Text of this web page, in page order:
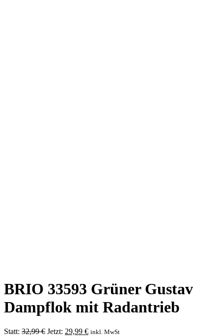
BRIO 33593 Grüner Gustav
Dampflok mit Radantrieb
Statt: 32,99€ Ursprünglicher
Jetzt: 29,99 €Aktueller
inkl. MwSt